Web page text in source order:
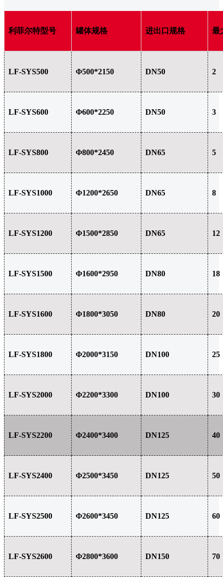
利菲尔特型号 罐体规格 进出口规格 最
LF-SYS500 Φ500*2150 DN50 2
LF-SYS600 Φ600*2250 DN50 3
LF-SYS800 Φ800*2450 DN65 5
LF-SYS1000 Φ1200*2650 DN65 8
LF-SYS1200 Φ1500*2850 DN65 12
LF-SYS1500 Φ1600*2950 DN80 18
LF-SYS1600 Φ1800*3050 DN80 20
LF-SYS1800 Φ2000*3150 DN100 25
LF-SYS2000 Φ2200*3300 DN100 30
LF-SYS2200 Φ2400*3400 DN125 40
LF-SYS2400 Φ2500*3450 DN125 50
LF-SYS2500 Φ2600*3450 DN125 60
LF-SYS2600 Φ2800*3600 DN150 70